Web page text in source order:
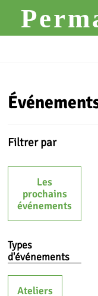
content
Filtrer par
Les
prochains
événements
Types
d'événements
Ateliers